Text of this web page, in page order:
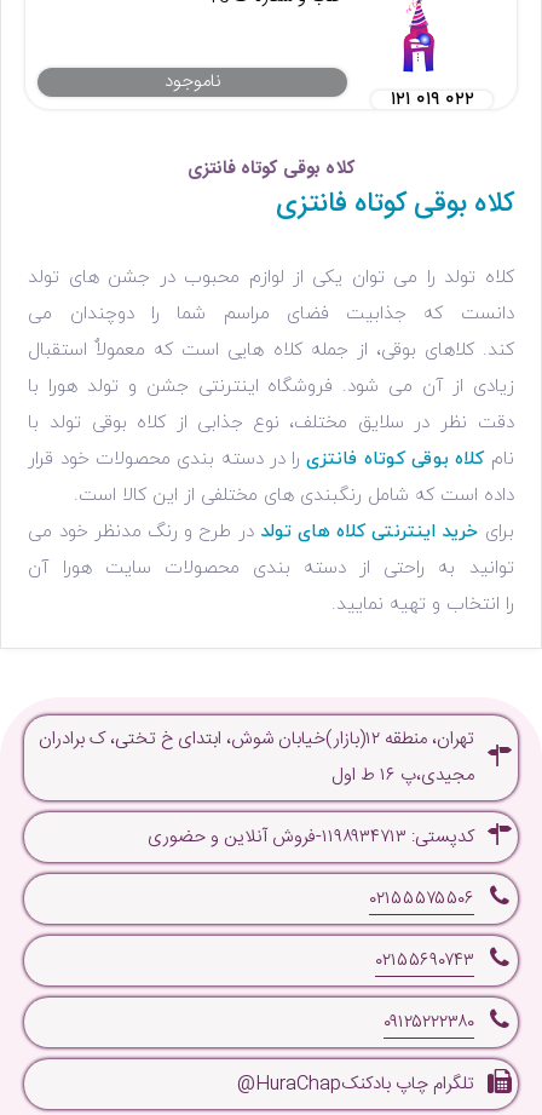
ناموجود
۱۲۱ ۰۱۹ ۰۲۲
کلاه بوقی کوتاه فانتزی
کلاه بوقی کوتاه فانتزی
کلاه تولد را می توان یکی از لوازم محبوب در جشن های تولد
دانست که جذابیت فضای مراسم شما را دوچندان می
کند. کلاهای بوقی، از جمله کلاه هایی است که معمولاٌ استقبال
زیادی از آن می شود. فروشگاه اینترنتی جشن و تولد هورا⁠ با
دقت نظر در سلایق مختلف، نوع جذابی از کلاه بوقی تولد با
نامکلاه بوقی کوتاه فانتزیرا در دسته بندی محصولات خود قرار
داده است که شامل رنگبندی های مختلفی از این کالا است.
برای خرید اینترنتی کلاه های تولد در طرح و رنگ مدنظر خود می
توانید به راحتی از دسته بندی محصولات سایت هورا آن
را انتخاب و تهیه نمایید.
تهران، منطقه ۱۲(بازار)خیابان شوش، ابتدای خ تختی، ک برادران
مجیدی،پ ۱۶ ط اول
کدپستی: ۱۱۹۸۹۳۴۷۱۳-فروش آنلاین و حضوری
۰۲۱۵۵۵۷۵۵۰۶
۰۲۱۵۵۶۹۰۷۴۳
۰۹۱۲۵۲۲۲۳۸۰
تلگرام چاپ بادکنکHuraChap@